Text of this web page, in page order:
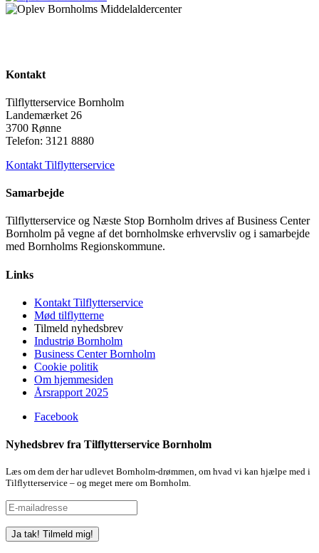
Kontakt
Tilflytterservice Bornholm
Landemærket 26
3700 Rønne
Telefon: 3121 8880
Kontakt Tilflytterservice
Samarbejde
Tilflytterservice og Næste Stop Bornholm drives af Business Center
Bornholm på vegne af det bornholmske erhvervsliv og i samarbejde
med Bornholms Regionskommune.
Links
Kontakt Tilflytterservice
Mød tilflytterne
Tilmeld nyhedsbrev
Industriø Bornholm
Business Center Bornholm
Cookie politik
Om hjemmesiden
Årsrapport 2025
Facebook
Nyhedsbrev fra Tilflytterservice Bornholm
Læs om dem der har udlevet Bornholm-drømmen, om hvad vi kan hjælpe med i
Tilflytterservice – og meget mere om Bornholm.